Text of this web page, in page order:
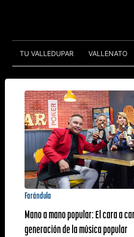
TU VALLEDUPAR VALLENATO
Farándula
Mano a mano popular: El cara a
generación de la música popular